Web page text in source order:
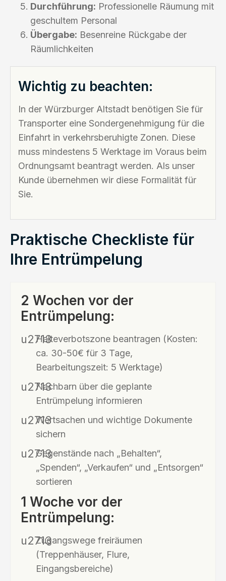
Durchführung: Professionelle Räumung mit
geschultem Personal
Übergabe: Besenreine Rückgabe der
Räumlichkeiten
Wichtig zu beachten:
In der Würzburger Altstadt benötigen Sie für
Transporter eine Sondergenehmigung für die
Einfahrt in verkehrsberuhigte Zonen. Diese
muss mindestens 5 Werktage im Voraus beim
Ordnungsamt beantragt werden. Als unser
Kunde übernehmen wir diese Formalität für
Sie.
Praktische Checkliste für
Ihre Entrümpelung
2 Wochen vor der
Entrümpelung:
Halteverbotszone beantragen (Kosten:
ca. 30-50€ für 3 Tage,
Bearbeitungszeit: 5 Werktage)
Nachbarn über die geplante
Entrümpelung informieren
Wertsachen und wichtige Dokumente
sichern
Gegenstände nach „Behalten“,
„Spenden“, „Verkaufen“ und „Entsorgen“
sortieren
1 Woche vor der
Entrümpelung:
Zugangswege freiräumen
(Treppenhäuser, Flure,
Eingangsbereiche)